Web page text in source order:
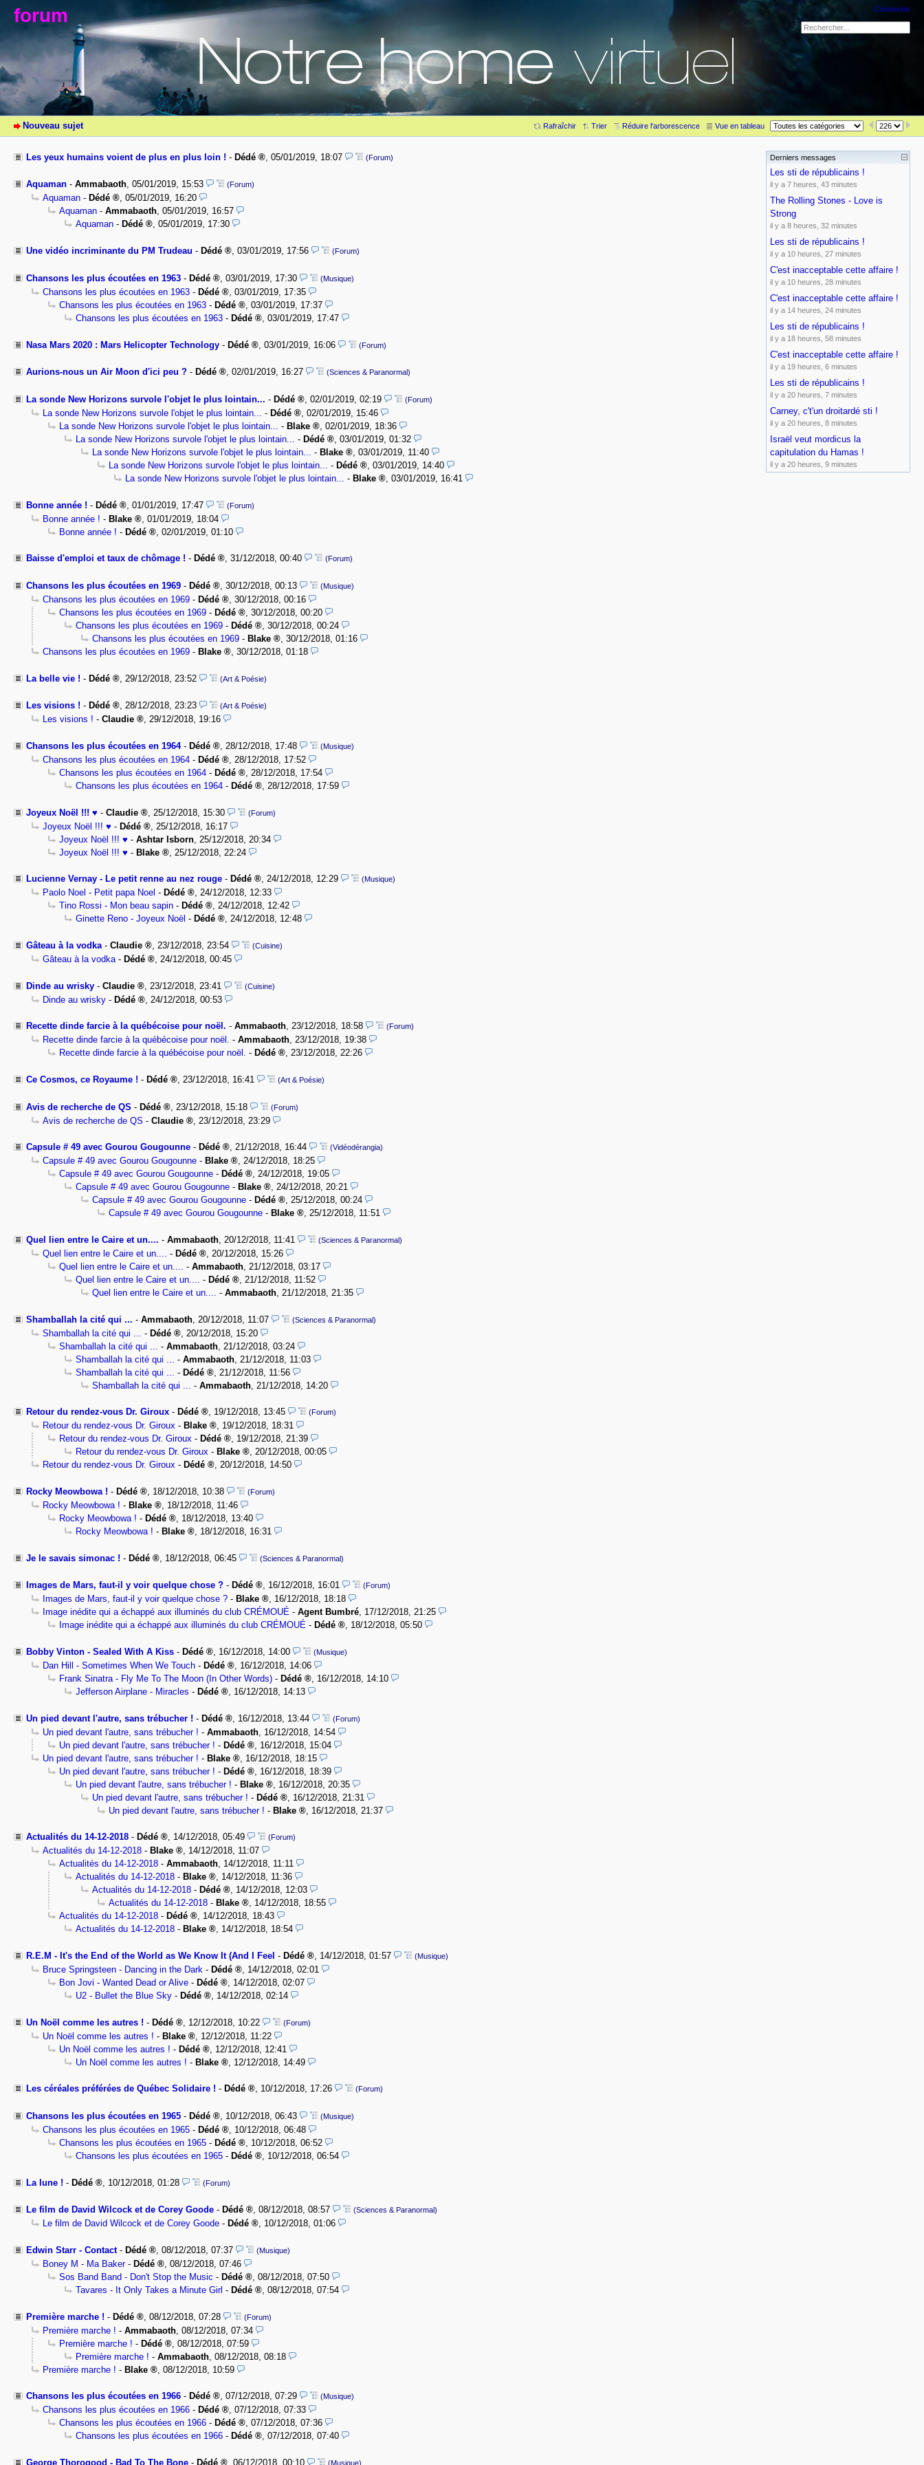
forum Connexion
Nouveau sujet Rafraîchir Trier Réduire l'arborescence Vue en tableau
Derniers messages
Les sti de républicains !
il y a 7 heures, 43 minutes
The Rolling Stones - Love is
Strong
il y a 8 heures, 32 minutes
Les sti de républicains !
il y a 10 heures, 27 minutes
C'est inacceptable cette affaire !
il y a 10 heures, 28 minutes
C'est inacceptable cette affaire !
il y a 14 heures, 24 minutes
Les sti de républicains !
il y a 18 heures, 58 minutes
C'est inacceptable cette affaire !
il y a 19 heures, 6 minutes
Les sti de républicains !
il y a 20 heures, 7 minutes
Carney, c't'un droitardé sti !
il y a 20 heures, 8 minutes
Israël veut mordicus la
capitulation du Hamas !
il y a 20 heures, 9 minutes
Les yeux humains voient de plus en plus loin ! - Dédé 05/01/2019, 18:07 (Forum)
Aquaman - Ammabaoth, 05/01/2019, 15:53 (Forum)
Aquaman - Dédé , 05/01/2019, 16:20
Aquaman - Ammabaoth, 05/01/2019, 16:57
Aquaman - Dédé , 05/01/2019, 17:30
Une vidéo incriminante du PM Trudeau - Dédé , 03/01/2019, 17:56 (Forum)
Chansons les plus écoutées en 1963 - Dédé 03/01/2019, 17:30 (Musique)
Chansons les plus écoutées en 1963 - Dédé
03/01/2019, 17:35
Chansons les plus écoutées en 1963 - Dédé
03/01/2019, 17:37
Chansons les plus écoutées en 1963 - Dédé 03/01/2019, 17:47
Nasa Mars 2020 : Mars Helicopter Technology - Dédé 03/01/2019, 16:06 (Forum)
Aurions-nous un Air Moon d'ici peu ? - Dédé , 02/01/2019, 16:27 (Sciences & Paranormal)
La sonde New Horizons survole l'objet le plus lointain... - Dédé 02/01/2019, 02:19 (Forum)
La sonde New Horizons survole l'objet le plus lointain... - Dédé
02/01/2019, 15:46
La sonde New Horizons survole l'objet le plus lointain...
- Blake
02/01/2019, 18:36
La sonde New Horizons survole l'objet le plus lointain...
- Dédé
03/01/2019, 01:32
La sonde New Horizons survole l'objet le plus lointain...
- Blake
03/01/2019, 11:40
La sonde New Horizons survole l'objet le plus lointain...
- Dédé
03/01/2019, 14:40
La sonde New Horizons survole l'objet le plus lointain...
- Blake 03/01/2019, 16:41
Bonne année ! - Dédé 01/01/2019, 17:47 (Forum)
Bonne année ! - Blake
01/01/2019, 18:04
Bonne année ! - Dédé 02/01/2019, 01:10
Baisse d'emploi et taux de chômage ! - Dédé , 31/12/2018, 00:40 (Forum)
Chansons les plus écoutées en 1969 - Dédé 30/12/2018, 00:13 (Musique)
Chansons les plus écoutées en 1969 - Dédé
30/12/2018, 00:16
Chansons les plus écoutées en 1969 - Dédé
30/12/2018, 00:20
Chansons les plus écoutées en 1969 - Dédé
30/12/2018, 00:24
Chansons les plus écoutées en 1969 - Blake
30/12/2018, 01:16
Chansons les plus écoutées en 1969 - Blake 30/12/2018, 01:18
La belle vie ! - Dédé 29/12/2018, 23:52 (Art & Poésie)
Les visions ! - Dédé , 28/12/2018, 23:23 (Art & Poésie)
Les visions ! - Claudie , 29/12/2018, 19:16
Chansons les plus écoutées en 1964- Dédé 28/12/2018, 17:48 (Musique)
Chansons les plus écoutées en 1964 - Dédé
28/12/2018, 17:52
Chansons les plus écoutées en 1964 - Dédé
28/12/2018, 17:54
Chansons les plus écoutées en 1964 - Dédé 28/12/2018, 17:59
Joyeux Noël !!! ♥ - Claudie 25/12/2018, 15:30 (Forum)
Joyeux Noël !!! ♥ - Dédé
25/12/2018, 16:17
Joyeux Noël !!! ♥ - Ashtar Isborn 25/12/2018, 20:34
Joyeux Noël !!! ♥ - Blake 25/12/2018, 22:24
Lucienne Vernay - Le petit renne au nez rouge - Dédé , 24/12/2018, 12:29 (Musique)
Paolo Noel - Petit papa Noel - Dédé , 24/12/2018, 12:33
Tino Rossi - Mon beau sapin - Dédé , 24/12/2018, 12:42
Ginette Reno - Joyeux Noël - Dédé , 24/12/2018, 12:48
Gâteau à la vodka - Claudie 23/12/2018, 23:54 (Cuisine)
Gâteau à la vodka - Dédé 24/12/2018, 00:45
Dinde au wrisky - Claudie 23/12/2018, 23:41 (Cuisine)
Dinde au wrisky - Dédé 24/12/2018, 00:53
Recette dinde farcie à la québécoise pour noël. - Ammabaoth, 23/12/2018, 18:58 (Forum)
Recette dinde farcie à la québécoise pour noël. - Ammabaoth, 23/12/2018, 19:38
Recette dinde farcie à la québécoise pour noël. - Dédé , 23/12/2018, 22:26
Ce Cosmos, ce Royaume ! - Dédé 23/12/2018, 16:41 (Art & Poésie)
Avis de recherche de QS - Dédé 23/12/2018, 15:18 (Forum)
Avis de recherche de QS - Claudie 23/12/2018, 23:29
Capsule # 49 avec Gourou Gougounne - Dédé , 21/12/2018, 16:44 (Vidéodérangia)
Capsule # 49 avec Gourou Gougounne - Blake , 24/12/2018, 18:25
Capsule # 49 avec Gourou Gougounne - Dédé , 24/12/2018, 19:05
Capsule # 49 avec Gourou Gougounne - Blake , 24/12/2018, 20:21
Capsule # 49 avec Gourou Gougounne - Dédé , 25/12/2018, 00:24
Capsule # 49 avec Gourou Gougounne - Blake , 25/12/2018, 11:51
Quel lien entre le Caire et un.... - Ammabaoth 20/12/2018, 11:41 (Sciences & Paranormal)
Quel lien entre le Caire et un.... - Dédé
20/12/2018, 15:26
Quel lien entre le Caire et un....
- Ammabaoth 21/12/2018, 03:17
Quel lien entre le Caire et un....
- Dédé
21/12/2018, 11:52
Quel lien entre le Caire et un....
- Ammabaoth 21/12/2018, 21:35
Shamballah la cité qui ... - Ammabaoth 20/12/2018, 11:07 (Sciences & Paranormal)
Shamballah la cité qui ... - Dédé
20/12/2018, 15:20
Shamballah la cité qui ...
- Ammabaoth 21/12/2018, 03:24
Shamballah la cité qui ...
- Ammabaoth 21/12/2018, 11:03
Shamballah la cité qui ...
- Dédé
21/12/2018, 11:56
Shamballah la cité qui ...
- Ammabaoth 21/12/2018, 14:20
Retour du rendez-vous Dr. Giroux - Dédé , 19/12/2018, 13:45 (Forum)
Retour du rendez-vous Dr. Giroux - Blake , 19/12/2018, 18:31
Retour du rendez-vous Dr. Giroux - Dédé , 19/12/2018, 21:39
Retour du rendez-vous Dr. Giroux - Blake , 20/12/2018, 00:05
Retour du rendez-vous Dr. Giroux - Dédé , 20/12/2018, 14:50
Rocky Meowbowa ! - Dédé 18/12/2018, 10:38 (Forum)
Rocky Meowbowa ! - Blake
18/12/2018, 11:46
Rocky Meowbowa ! - Dédé
18/12/2018, 13:40
Rocky Meowbowa ! - Blake 18/12/2018, 16:31
Je le savais simonac ! - Dédé 18/12/2018, 06:45 (Sciences & Paranormal)
Images de Mars, faut-il y voir quelque chose ? - Dédé , 16/12/2018, 16:01 (Forum)
Images de Mars, faut-il y voir quelque chose ? - Blake , 16/12/2018, 18:18
Image inédite qui a échappé aux illuminés du club CRÉMOUÉ - Agent Bumbré, 17/12/2018, 21:25
Image inédite qui a échappé aux illuminés du club CRÉMOUÉ - Dédé , 18/12/2018, 05:50
Bobby Vinton - Sealed With A Kiss - Dédé 16/12/2018, 14:00 (Musique)
Dan Hill - Sometimes When We Touch - Dédé
16/12/2018, 14:06
Frank Sinatra - Fly Me To The Moon (In Other Words) - Dédé
16/12/2018, 14:10
Jefferson Airplane - Miracles - Dédé 16/12/2018, 14:13
Un pied devant l'autre, sans trébucher ! - Dédé 16/12/2018, 13:44 (Forum)
Un pied devant l'autre, sans trébucher ! - Ammabaoth 16/12/2018, 14:54
Un pied devant l'autre, sans trébucher ! - Dédé
16/12/2018, 15:04
Un pied devant l'autre, sans trébucher ! - Blake
16/12/2018, 18:15
Un pied devant l'autre, sans trébucher ! - Dédé
16/12/2018, 18:39
Un pied devant l'autre, sans trébucher ! - Blake
16/12/2018, 20:35
Un pied devant l'autre, sans trébucher ! - Dédé
16/12/2018, 21:31
Un pied devant l'autre, sans trébucher ! - Blake 16/12/2018, 21:37
Actualités du 14-12-2018 - Dédé , 14/12/2018, 05:49 (Forum)
Actualités du 14-12-2018 - Blake , 14/12/2018, 11:07
Actualités du 14-12-2018 - Ammabaoth, 14/12/2018, 11:11
Actualités du 14-12-2018 - Blake , 14/12/2018, 11:36
Actualités du 14-12-2018 - Dédé , 14/12/2018, 12:03
Actualités du 14-12-2018 - Blake , 14/12/2018, 18:55
Actualités du 14-12-2018 - Dédé , 14/12/2018, 18:43
Actualités du 14-12-2018 - Blake , 14/12/2018, 18:54
R.E.M - It's the End of the World as We Know It (And I Feel - Dédé 14/12/2018, 01:57 (Musique)
Bruce Springsteen - Dancing in the Dark - Dédé
14/12/2018, 02:01
Bon Jovi - Wanted Dead or Alive - Dédé
14/12/2018, 02:07
U2 - Bullet the Blue Sky - Dédé 14/12/2018, 02:14
Un Noël comme les autres ! - Dédé 12/12/2018, 10:22 (Forum)
Un Noël comme les autres ! - Blake
12/12/2018, 11:22
Un Noël comme les autres ! - Dédé
12/12/2018, 12:41
Un Noël comme les autres ! - Blake 12/12/2018, 14:49
Les céréales préférées de Québec Solidaire ! - Dédé , 10/12/2018, 17:26 (Forum)
Chansons les plus écoutées en 1965 - Dédé 10/12/2018, 06:43 (Musique)
Chansons les plus écoutées en 1965 - Dédé
10/12/2018, 06:48
Chansons les plus écoutées en 1965 - Dédé
10/12/2018, 06:52
Chansons les plus écoutées en 1965 - Dédé 10/12/2018, 06:54
La lune ! - Dédé 10/12/2018, 01:28 (Forum)
Le film de David Wilcock et de Corey Goode - Dédé , 08/12/2018, 08:57 (Sciences & Paranormal)
Le film de David Wilcock et de Corey Goode - Dédé , 10/12/2018, 01:06
Edwin Starr - Contact- Dédé , 08/12/2018, 07:37 (Musique)
Boney M - Ma Baker- Dédé , 08/12/2018, 07:46
Sos Band Band - Don't Stop the Music - Dédé , 08/12/2018, 07:50
Tavares - It Only Takes a Minute Girl - Dédé , 08/12/2018, 07:54
Première marche ! - Dédé 08/12/2018, 07:28 (Forum)
Première marche ! - Ammabaoth 08/12/2018, 07:34
Première marche ! - Dédé
08/12/2018, 07:59
Première marche ! - Ammabaoth 08/12/2018, 08:18
Première marche ! - Blake 08/12/2018, 10:59
Chansons les plus écoutées en 1966 - Dédé , 07/12/2018, 07:29 (Musique)
Chansons les plus écoutées en 1966 - Dédé , 07/12/2018, 07:33
Chansons les plus écoutées en 1966 - Dédé , 07/12/2018, 07:36
Chansons les plus écoutées en 1966 - Dédé , 07/12/2018, 07:40
George Thorogood - Bad To The Bone - Dédé 06/12/2018, 00:10 (Musique)